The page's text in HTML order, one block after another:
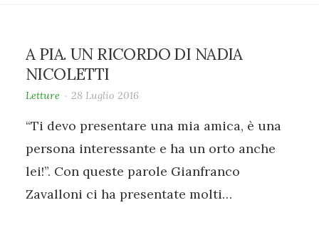
A PIA. UN RICORDO DI NADIA
NICOLETTI
Letture 28 Luglio 2016
“Ti devo presentare una mia amica, è una
persona interessante e ha un orto anche
lei!”. Con queste parole Gianfranco
Zavalloni ci ha presentate molti…